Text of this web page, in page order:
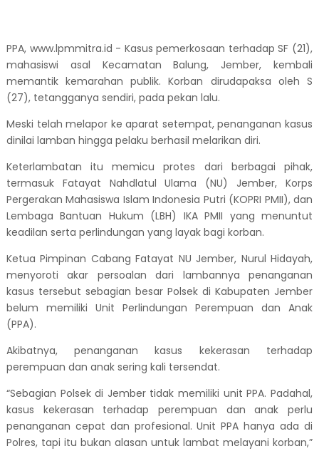
PPA, www.lpmmitra.id - Kasus pemerkosaan terhadap SF (21),
mahasiswi asal Kecamatan Balung, Jember, kembali
memantik kemarahan publik. Korban dirudapaksa oleh S
(27), tetangganya sendiri, pada pekan lalu.
Meski telah melapor ke aparat setempat, penanganan kasus
dinilai lamban hingga pelaku berhasil melarikan diri.
Keterlambatan itu memicu protes dari berbagai pihak,
termasuk Fatayat Nahdlatul Ulama (NU) Jember, Korps
Pergerakan Mahasiswa Islam Indonesia Putri (KOPRI PMII), dan
Lembaga Bantuan Hukum (LBH) IKA PMII yang menuntut
keadilan serta perlindungan yang layak bagi korban.
Ketua Pimpinan Cabang Fatayat NU Jember, Nurul Hidayah,
menyoroti akar persoalan dari lambannya penanganan
kasus tersebut sebagian besar Polsek di Kabupaten Jember
belum memiliki Unit Perlindungan Perempuan dan Anak
(PPA).
Akibatnya, penanganan kasus kekerasan terhadap
perempuan dan anak sering kali tersendat.
“Sebagian Polsek di Jember tidak memiliki unit PPA. Padahal,
kasus kekerasan terhadap perempuan dan anak perlu
penanganan cepat dan profesional. Unit PPA hanya ada di
Polres, tapi itu bukan alasan untuk lambat melayani korban,”